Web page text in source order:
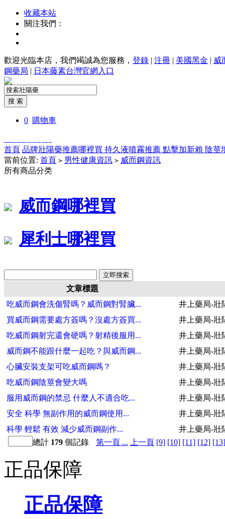
收藏本站
關注我們：
歡迎光臨本店，我們竭誠為您服務， 登錄 | 注冊 | 美國黑金 | 威
鋼藥局 | 日本藤素台灣官網入口
0 購物車
首頁 品牌壯陽藥推薦哪裡買 持久液噴霧推薦 點擊加新賴 陰莖
當前位置: 首頁 > 男性健康資訊 > 威而鋼資訊
所有商品分类
威而鋼哪裡買
犀利士哪裡買
文章標題
吃威而鋼會洗傷腎嗎？威而鋼對腎臟...
井上藥局-壯
買威而鋼需要處方簽嗎？沒處方簽買...
井上藥局-壯
吃威而鋼射完還會硬嗎？射精後服用...
井上藥局-壯
威而鋼不能跟什麼一起吃？與威而鋼...
井上藥局-壯
心臟安裝支架可吃威而鋼嗎？
井上藥局-壯
吃威而鋼陰莖會變大嗎
井上藥局-壯
服用威而鋼的禁忌 什麼人不適合吃...
井上藥局-壯
安全 科學 無副作用的威而鋼使用...
井上藥局-壯
科學 輕鬆 有效 減少威而鋼副作...
井上藥局-壯
總計 179 個記錄 第一頁 ... 上一頁 [9] [10] [11] [12] [13]
正品保障
正品保障